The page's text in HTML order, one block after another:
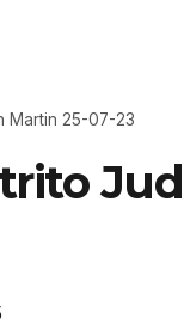
Martin 25-07-23